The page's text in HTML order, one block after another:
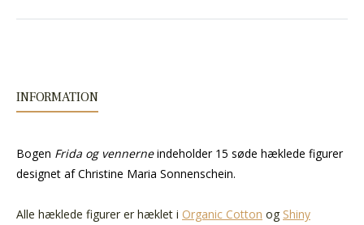
INFORMATION
Bogen Frida og vennerneindeholder 15 søde hæklede figurer
designet af Christine Maria Sonnenschein.
Alle hæklede figurer er hæklet i Organic Cotton og Shiny